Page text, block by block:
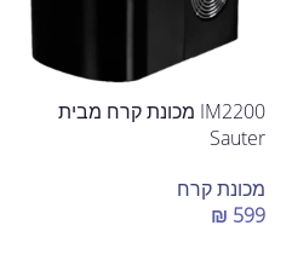
IM2200 מכונת קרח מבית
Sauter
מכונת קרח
₪ 599